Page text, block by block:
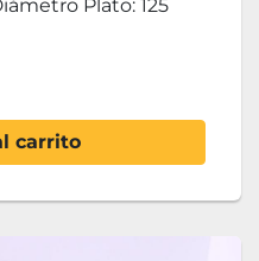
Plato: 125
carrito